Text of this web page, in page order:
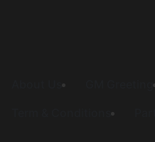
About Us GM Greeting
Term & Conditions